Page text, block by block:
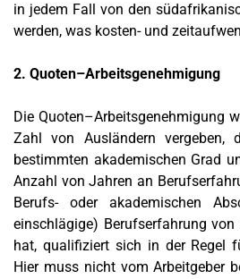
in jedem Fall von den
werden, was kosten- und
2. Quoten–Arbeitsgenehmigung
Die Quoten–Arbeitsgenehmigung
Zahl von Ausländern vergeben,
bestimmten akademischen Grad
Anzahl von Jahren an
Berufs- oder akademischen
einschlägige) Berufserfahrung
hat, qualifiziert sich in der Regel
Hier muss nicht vom Arbeitgeber